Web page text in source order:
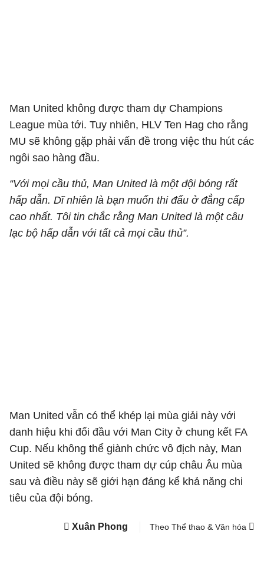
Man United không được tham dự Champions
League mùa tới. Tuy nhiên, HLV Ten Hag cho rằng
MU sẽ không gặp phải vấn đề trong việc thu hút các
ngôi sao hàng đầu.
“Với mọi cầu thủ, Man United là một đội bóng rất
hấp dẫn. Dĩ nhiên là bạn muốn thi đấu ở đẳng cấp
cao nhất. Tôi tin chắc rằng Man United là một câu
lạc bộ hấp dẫn với tất cả mọi cầu thủ”.
Man United vẫn có thể khép lại mùa giải này với
danh hiệu khi đối đầu với Man City ở chung kết FA
Cup. Nếu không thể giành chức vô địch này, Man
United sẽ không được tham dự cúp châu Âu mùa
sau và điều này sẽ giới hạn đáng kể khả năng chi
tiêu của đội bóng.
Xuân Phong Theo Thể thao & Văn hóa